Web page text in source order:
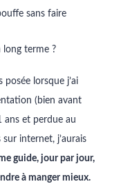
sans faire
terme ?
lorsque j’ai
(bien avant
ans et perdue au
internet, j’aurais
guide, jour par jour,
à manger mieux.